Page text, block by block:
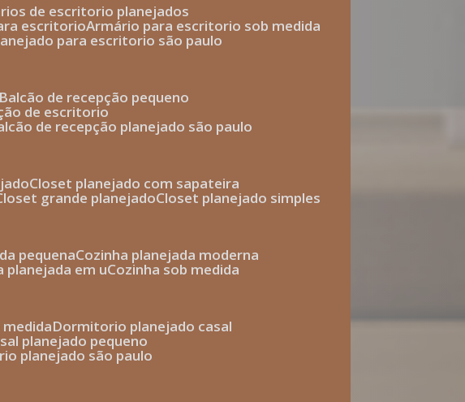
de escritorio planejados
escritorio armário para escritorio sob medida
para escritorio são paulo
balcão de recepção pequeno
de escritorio
de recepção planejado são paulo
closet planejado com sapateira
closet grande planejado closet planejado simples
pequena cozinha planejada moderna
planejada em u cozinha sob medida
dormitorio planejado casal
planejado pequeno
planejado são paulo